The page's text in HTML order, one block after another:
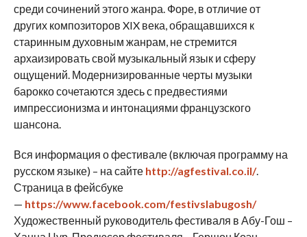
среди сочинений этого жанра. Форе, в отличие от
других композиторов XIX века, обращавшихся к
старинным духовным жанрам, не стремится
архаизировать свой музыкальный язык и сферу
ощущений. Модернизированные черты музыки
барокко сочетаются здесь с предвестиями
импрессионизма и интонациями французского
шансона.
Вся информация о фестивале (включая программу на
русском языке) – на сайте http://agfestival.co.il/.
Страница в фейсбуке
— https://www.facebook.com/festivslabugosh/
Художественный руководитель фестиваля в Абу-Гош –